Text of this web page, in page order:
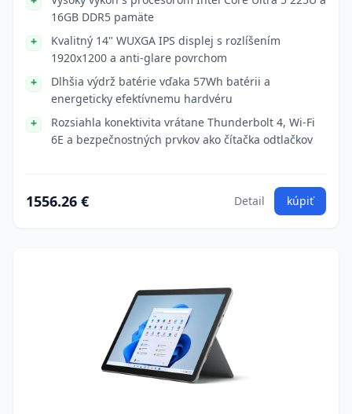
16GB DDR5 pamäte
Kvalitný 14" WUXGA IPS displej s rozlíšením
1920x1200 a anti-glare povrchom
Dlhšia výdrž batérie vďaka 57Wh batérii a
energeticky efektívnemu hardvéru
Rozsiahla konektivita vrátane Thunderbolt 4, Wi-Fi
6E a bezpečnostných prvkov ako čítačka odtlačkov
1556.26 € Detail kúpiť